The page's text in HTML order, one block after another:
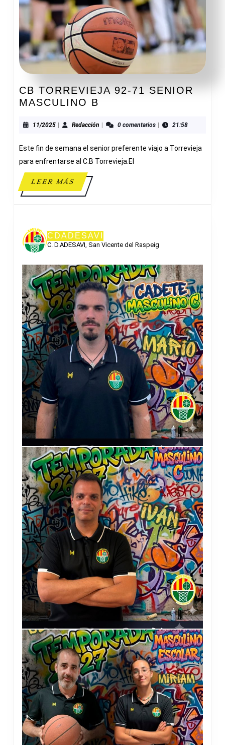
CB TORREVIEJA 92-71 SENIOR
MASCULINO B
92-
SENIOR
MASCULINO
11/202511/2025
| Redacción Redacción
| 0 comentarios | 21:58
Este fin de semana el senior preferente viajo a Torrevieja
para enfrentarse al C.B Torrevieja.El
LEER MÁSLEER
MÁS
CDADESAVI
C. D.ADESAVI, San Vicente del Raspeig